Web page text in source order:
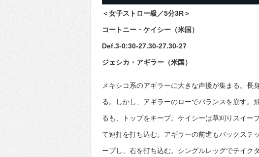
＜女子ストロー級／5分3R＞
コートニー・ケイシー（米国）
Def.3-0:30-27.30-27.30-27
ジェシカ・アギラー（米国）
メキシコ系のアギラーに大きな声援が集まる。長
る。しかし、アギラーのローでバランスを崩す。
るも、トップをキープ。ケイシーは草刈りスイー
て連打を打ち込む。アギラーの前進もバックステ
ープし、右を打ち込む。シングルレッグでテイク